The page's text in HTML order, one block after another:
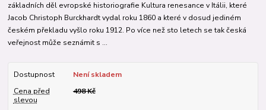
základních děl evropské historiografie Kultura renesance v Itálii, které
Jacob Christoph Burckhardt vydal roku 1860 a které v dosud jediném
českém překladu vyšlo roku 1912. Po více než sto letech se tak česká
veřejnost může seznámit s ...
Dostupnost
Není skladem
Cena před
slevou
498 Kč